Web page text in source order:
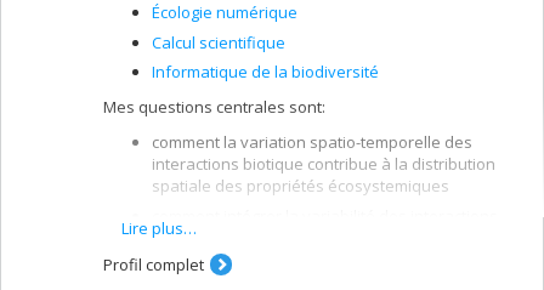
Écologie numérique
Calcul scientifique
Informatique de la biodiversité
Mes questions centrales sont:
comment la variation spatio-temporelle des
interactions biotique contribue à la distribution
spatiale des propriétés écosystemiques
dans les approches de conservation et de
gestion (notamment du risque infectieux)
Lire plus…
Profil complet